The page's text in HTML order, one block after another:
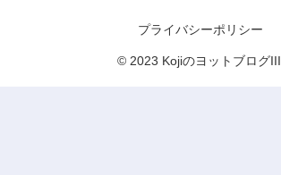
プライバシーポリシー
© 2023 KojiのヨットブログIII.